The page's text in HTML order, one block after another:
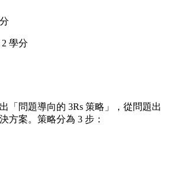
學分
「問題導向的 3Rs 策略」，​從問題出
方案。策略分為 3 步：